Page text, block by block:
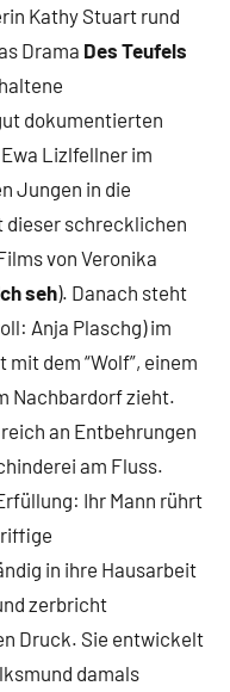
Kathy Stuart rund
Drama Des Teufels
dokumentierten
Lizlfellner im
Jungen in die
dieser schrecklichen
von Veronika
seh). Danach steht
Anja Plaschg) im
dem “Wolf”, einem
Nachbardorf zieht.
an Entbehrungen
am Fluss.
Ihr Mann rührt
in ihre Hausarbeit
zerbricht
Druck. Sie entwickelt
damals